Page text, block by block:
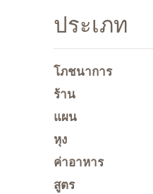
ประเภท
โภชนาการ
ร้าน
แผน
หุง
ค่าอาหาร
สูตร